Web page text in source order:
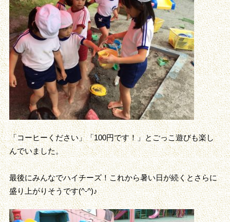
「コーヒーください」「100円です！」とごっこ遊びも楽し
んでいました。
最後にみんなでハイチーズ！これから暑い日が続くとさらに
盛り上がりそうです(^-^)♪